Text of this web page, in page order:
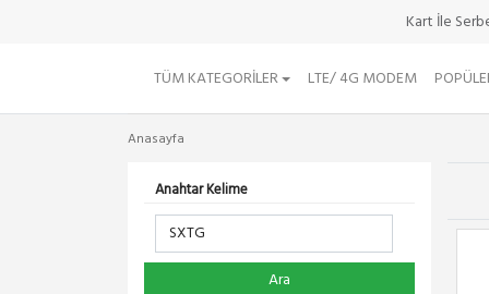
Kart İle
TÜM KATEGORILER LTE/ 4G MODEM
Anasayfa
Anahtar Kelime
Ara